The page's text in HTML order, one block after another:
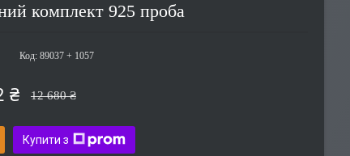
комплект 925 проба
Код: 89037 + 1057
12 680 ₴
₴
Купити з